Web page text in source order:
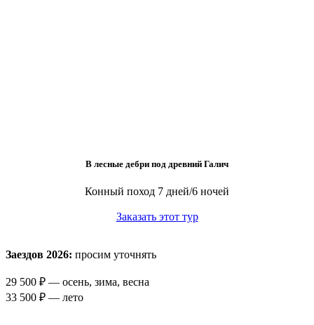
В лесные дебри под древний Галич
Конный поход 7 дней/6 ночей
Заказать этот тур
Заездов 2026: просим уточнять
29 500 ₽ — осень, зима, весна
33 500 ₽ — лето